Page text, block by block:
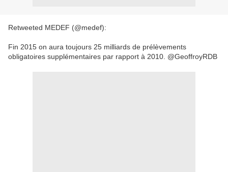
Retweeted MEDEF (@medef):
Fin 2015 on aura toujours 25 milliards de prélèvements
obligatoires supplémentaires par rapport à 2010. @GeoffroyRDB